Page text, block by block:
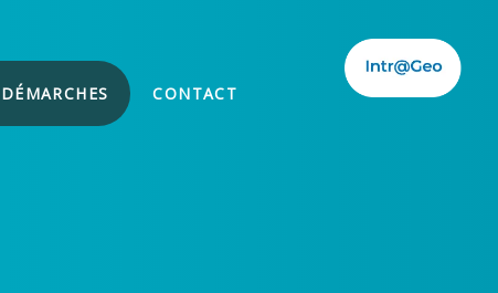
CONTACT